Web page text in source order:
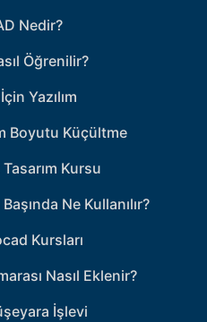
Nedir?
Öğrenilir?
Yazılım
Boyutu Küçültme
Kursu
Ne Kullanılır?
Kursları
Nasıl Eklenir?
İşlevi